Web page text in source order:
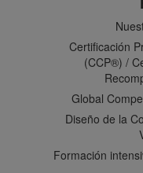
Certificación
(CCP®) /
Global
Diseño de la
Formación